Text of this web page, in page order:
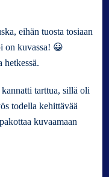
eihän tuosta tosiaan
on kuvassa! 😀
tarttua, sillä oli
todella kehittävää
kuvaamaan